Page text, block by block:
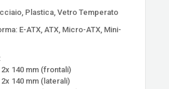
Plastica, Vetro Temperato
E-ATX, ATX, Micro-ATX, Mini-
140 mm (frontali)
140 mm (laterali)